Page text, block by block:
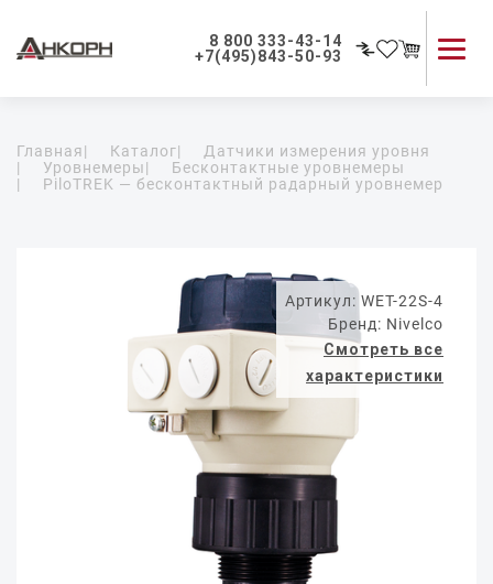
8 800 333-43-14
+7(495)843-50-93
Применение приборов
Как мы работаем
Главная| Каталог|
Датчики измерения уровня
|
Уровнемеры|
Бесконтактные уровнемеры
|
PiloTREK — бесконтактный радарный уровнемер
Артикул: WET-22S-4
Бренд: Nivelco
Смотреть все
характеристики